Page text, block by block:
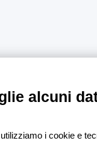
alcuni
i cookie e